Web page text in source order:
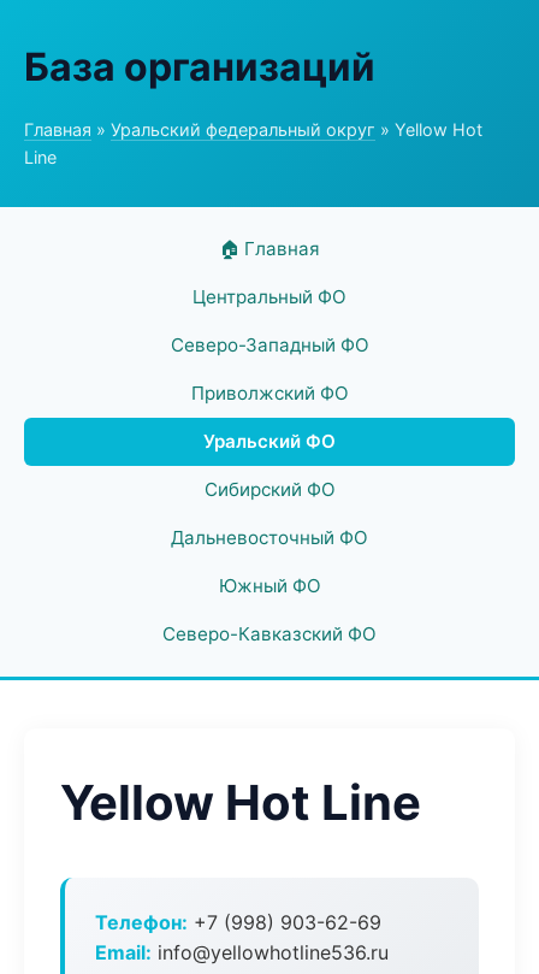
База организаций
Главная » Уральский федеральный округ » Yellow Hot
Line
🏠 Главная
Центральный ФО
Северо-Западный ФО
Приволжский ФО
Уральский ФО
Сибирский ФО
Дальневосточный ФО
Южный ФО
Северо-Кавказский ФО
Yellow Hot Line
Телефон: +7 (998) 903-62-69
Email: info@yellowhotline536.ru